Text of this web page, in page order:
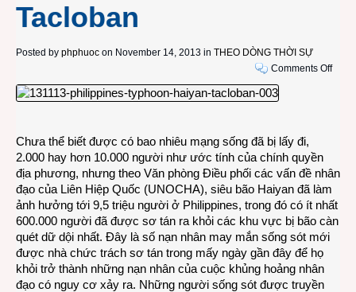
Tacloban
Posted by phphuoc on November 14, 2013 in THEO DÒNG THỜI SỰ
Comments Offon
chết”
Chưa thể biết được có bao nhiêu mạng sống đã bị lấy đi,
2.000 hay hơn 10.000 người như ước tính của chính quyền
địa phương, nhưng theo Văn phòng Điều phối các vấn đề nhân
đạo của Liên Hiệp Quốc (UNOCHA), siêu bão Haiyan đã làm
ảnh hưởng tới 9,5 triệu người ở Philippines, trong đó có ít nhất
600.000 người đã được sơ tán ra khỏi các khu vực bị bão càn
quét dữ dội nhất. Đây là số nạn nhân may mắn sống sót mới
được nhà chức trách sơ tán trong mấy ngày gần đây để họ
khỏi trở thành những nạn nhân của cuộc khủng hoảng nhân
đạo có nguy cơ xảy ra. Những người sống sót được truyền